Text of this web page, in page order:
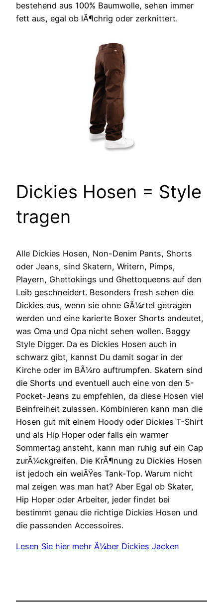
bestehend aus 100% Baumwolle, sehen immer
fett aus, egal ob lÃ¶chrig oder zerknittert.
Dickies Hosen = Style
tragen
Alle Dickies Hosen, Non-Denim Pants, Shorts
oder Jeans, sind Skatern, Writern, Pimps,
Playern, Ghettokings und Ghettoqueens auf den
Leib geschneidert. Besonders fresh sehen die
Dickies aus, wenn sie ohne GÃ¼rtel getragen
werden und eine karierte Boxer Shorts andeutet,
was Oma und Opa nicht sehen wollen. Baggy
Style Digger. Da es Dickies Hosen auch in
schwarz gibt, kannst Du damit sogar in der
Kirche oder im BÃ¼ro auftrumpfen. Skatern sind
die Shorts und eventuell auch eine von den 5-
Pocket-Jeans zu empfehlen, da diese Hosen viel
Beinfreiheit zulassen. Kombinieren kann man die
Hosen gut mit einem Hoody oder Dickies T-Shirt
und als Hip Hoper oder falls ein warmer
Sommertag ansteht, kann man ruhig auf ein Cap
zurÃ¼ckgreifen. Die KrÃ¶nung zu Dickies Hosen
ist jedoch ein weiÃŸes Tank-Top. Warum nicht
mal zeigen was man hat? Aber Egal ob Skater,
Hip Hoper oder Arbeiter, jeder findet bei
bestimmt genau die richtige Dickies Hosen und
die passenden Accessoires.
Lesen Sie hier mehr Ã¼ber Dickies Jacken